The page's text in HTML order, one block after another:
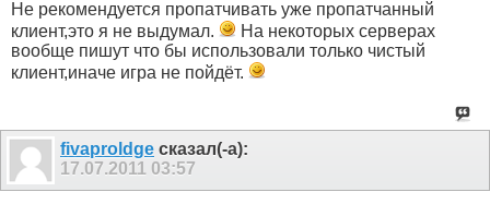
Не рекомендуется пропатчивать уже пропатчанный
клиент,это я не выдумал.
На некоторых серверах
вообще пишут что бы использовали только чистый
клиент,иначе игра не пойдёт.
fivaproldge сказал(-а):
17.07.2011 03:57